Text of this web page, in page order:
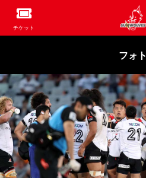
チケット
フォト